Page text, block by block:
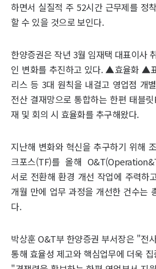
하면서 실질적 주 52시간 근무제를 정
할 수 있을 것으로 보인다.
한양증권은 작년 3월 임재택 대표이사
인 변화를 추진하고 있다. ▲효율화 ▲
리스 등 3대 원칙을 내걸고 영업점 개
전산 결재망으로 통합하는 한편 태블
재 및 회의 시 효율화를 추구해왔다.
지난해 변화와 혁신을 추구하기 위해
크포스(TF)를 올해
서로 전환해 환경 개선 작업에 주력하
개월 만에 업무 과정을 개선한 건수는
다.
박상훈 O&T부 한양증권 부서장은 "전
통해 효율성 제고와 핵심업무에 더욱